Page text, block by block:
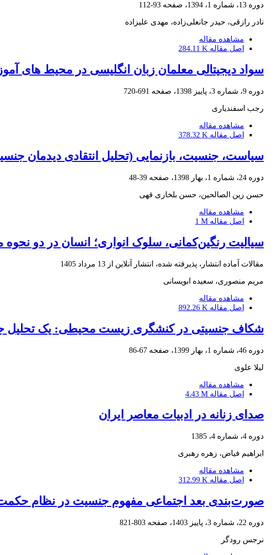
دوره 13، شماره 1، 1394، صفحه 93-112
نادر رازقی، حیدر جانعلی‌زاده، مهدی علیزاده
مشاهده مقاله
اصل مقاله 284.11 K
سواد دیجیتالی معلمان زبان انگلیسی در محیط های
دوره 9، شماره 3، پاییز 1398، صفحه 691-720
رجب اسفندیاری
مشاهده مقاله
اصل مقاله 378.32 K
سیاست، جنسیت، بازنمایی (تحلیل انتقادی دیدمان‌
دوره 24، شماره 1، بهار 1398، صفحه 39-48
حسن زین الصالحین، حسن بلخاری قهی
مشاهده مقاله
اصل مقاله 1 M
سیالیت رنگین‌کمانی، سلوک انواری؛ انسان در دو نحوه
مقالات آماده انتشار، پذیرفته شده، انتشار آنلاین از 13 مرداد 1405
مریم منصوری، سعیده ابویسانی
مشاهده مقاله
اصل مقاله 892.26 K
شکاف جنسیتی در کنشگری زیست محیطی: یک تحلیل
دوره 46، شماره 1، بهار 1399، صفحه 67-86
لیلا علوی
مشاهده مقاله
اصل مقاله 4.43 M
صدای زنانه در ادبیات معاصر ایران
دوره 4، شماره 4، 1385
ابراهیم فیاض، زهره رهبری
مشاهده مقاله
اصل مقاله 312.99 K
صورت‌بندی بعد اجتماعی مفهوم جنسیت در نظام حکمت
دوره 22، شماره 3، پاییز 1403، صفحه 803-821
نرجس رودگر